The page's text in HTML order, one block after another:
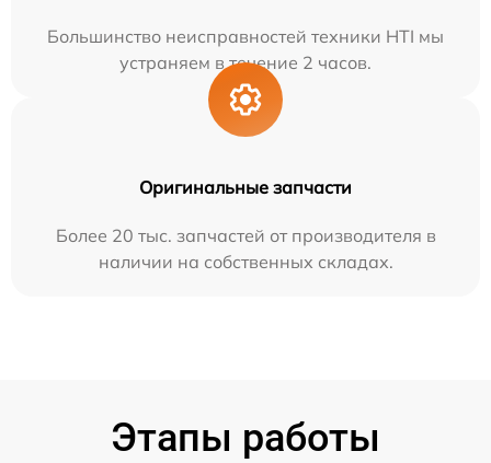
Большинство неисправностей техники HTI мы
устраняем в течение 2 часов.
Оригинальные запчасти
Более 20 тыс. запчастей от производителя в
наличии на собственных складах.
Этапы работы